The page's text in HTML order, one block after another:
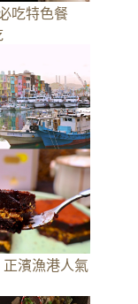
吃特色餐
濱漁港人氣